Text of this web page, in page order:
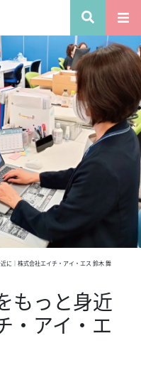
に｜株式会社エイチ・アイ・エス 鈴木 舞
もっと身近
・アイ・エ